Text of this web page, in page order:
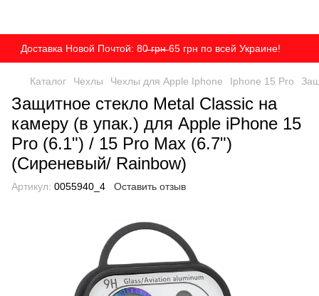
Доставка Новой Почтой: 80̶ ̶г̶р̶н̶ 65 грн по всей Украине!
Каталог Чехлы Чехлы для Apple Iphone Iphone 15 Pro
Защитное стекло Metal Classic на
камеру (в упак.) для Apple iPhone 15
Pro (6.1") / 15 Pro Max (6.7")
(Сиреневый/ Rainbow)
Артикул: 0055940_4 Оставить отзыв